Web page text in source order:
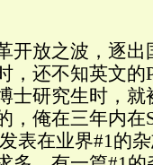
开放之波，逐
，还不知英文的
士研究生时，就
，俺在三年内在
表在业界#1的